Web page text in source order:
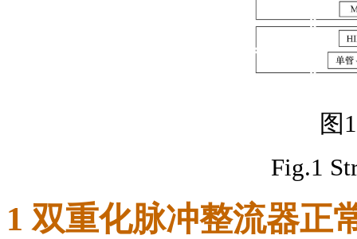
图
Fig.1
1 双重化脉冲整流器正